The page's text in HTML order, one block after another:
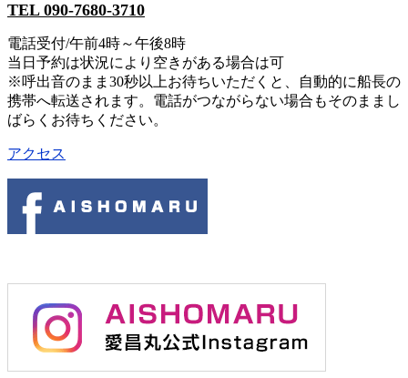
TEL 090-7680-3710
電話受付/午前4時～午後8時
当日予約は状況により空きがある場合は可
※呼出音のまま30秒以上お待ちいただくと、自動的に船長の
携帯へ転送されます。電話がつながらない場合もそのままし
ばらくお待ちください。
アクセス